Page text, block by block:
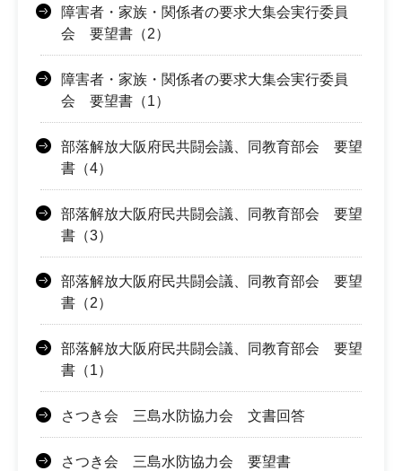
障害者・家族・関係者の要求大集会実行委員
会 要望書（2）
障害者・家族・関係者の要求大集会実行委員
会 要望書（1）
部落解放大阪府民共闘会議、同教育部会 要望
書（4）
部落解放大阪府民共闘会議、同教育部会 要望
書（3）
部落解放大阪府民共闘会議、同教育部会 要望
書（2）
部落解放大阪府民共闘会議、同教育部会 要望
書（1）
さつき会 三島水防協力会 文書回答
さつき会 三島水防協力会 要望書